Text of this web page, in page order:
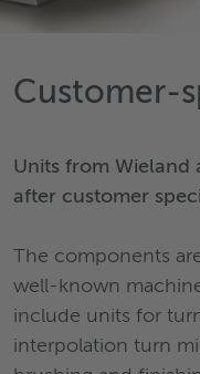
Customer-
Units from Wieland
after customer
The components
well-known
include units for
interpolation turn